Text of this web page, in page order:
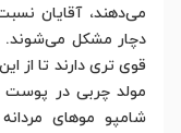
می‌دهند، آقایان
دچار مشکل می‌شوند.
قوی‌ تری دارند تا از
مولد چربی در پوست
شامپو موهای